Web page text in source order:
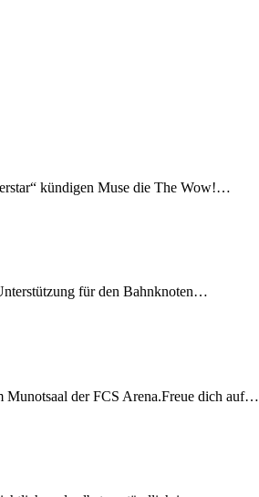
kündigen Muse die The Wow!…
für den Bahnknoten…
Munotsaal der FCS Arena.Freue dich auf…